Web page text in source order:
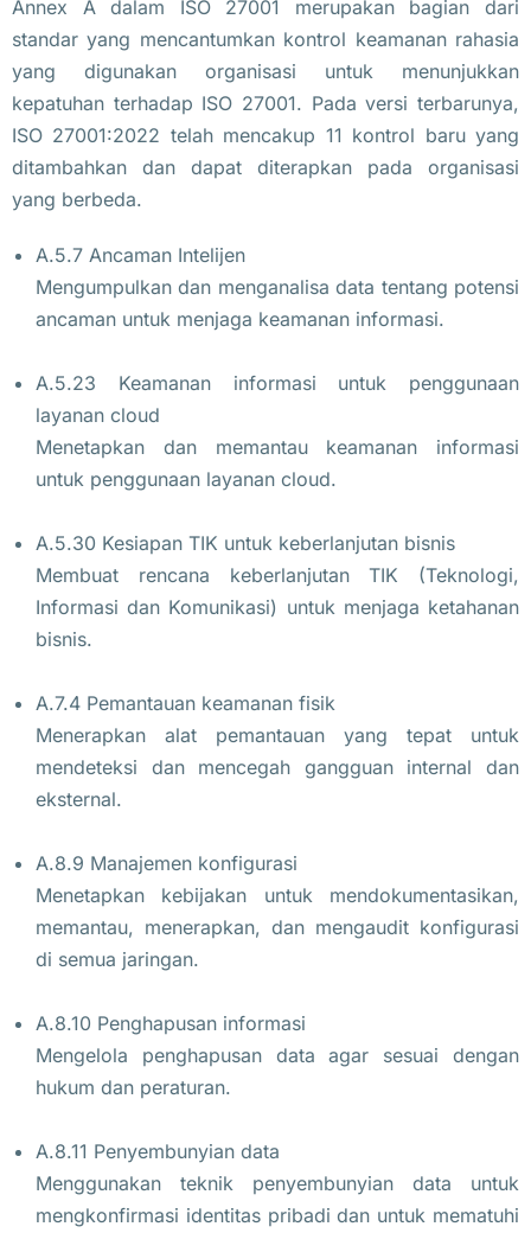
Annex A dalam ISO 27001 merupakan bagian dari
standar yang mencantumkan kontrol keamanan rahasia
yang digunakan organisasi untuk menunjukkan
kepatuhan terhadap ISO 27001. Pada versi terbarunya,
ISO 27001:2022 telah mencakup 11 kontrol baru yang
ditambahkan dan dapat diterapkan pada organisasi
yang berbeda.
A.5.7 Ancaman Intelijen
Mengumpulkan dan menganalisa data tentang potensi
ancaman untuk menjaga keamanan informasi.
A.5.23 Keamanan informasi untuk penggunaan
layanan cloud
Menetapkan dan memantau keamanan informasi
untuk penggunaan layanan cloud.
A.5.30 Kesiapan TIK untuk keberlanjutan bisnis
Membuat rencana keberlanjutan TIK (Teknologi,
Informasi dan Komunikasi) untuk menjaga ketahanan
bisnis.
A.7.4 Pemantauan keamanan fisik
Menerapkan alat pemantauan yang tepat untuk
mendeteksi dan mencegah gangguan internal dan
eksternal.
A.8.9 Manajemen konfigurasi
Menetapkan kebijakan untuk mendokumentasikan,
memantau, menerapkan, dan mengaudit konfigurasi
di semua jaringan.
A.8.10 Penghapusan informasi
Mengelola penghapusan data agar sesuai dengan
hukum dan peraturan.
A.8.11 Penyembunyian data
Menggunakan teknik penyembunyian data untuk
mengkonfirmasi identitas pribadi dan untuk mematuhi